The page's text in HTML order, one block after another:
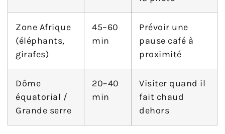
Zone Afrique
(éléphants,
girafes)
45–60
min
Prévoir une
pause café à
proximité
Dôme
équatorial /
Grande serre
20–40
min
Visiter quand il
fait chaud
dehors